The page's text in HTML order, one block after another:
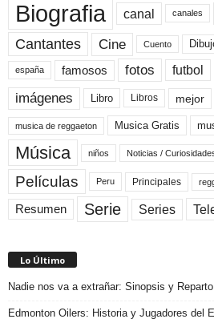
Biografia canal canales
Cantantes Cine Cuento
españa famosos fotos futbol
imágenes Libro Libros mejor
musica de reggaeton Musica Gratis
Música niños Noticias /
Películas Peru Principales
Resumen Serie Series
Lo Último
Nadie nos va a extrañar: Sinopsis y
Edmonton Oilers: Historia y Jugadores del